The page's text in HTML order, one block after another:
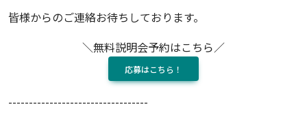
皆様からのご連絡お待ちしております。
＼無料説明会予約はこちら／
応募はこちら！
----------------------------------